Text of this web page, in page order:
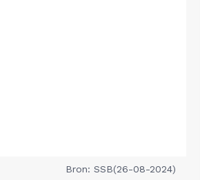
Bron: SSB(26-08-2024)